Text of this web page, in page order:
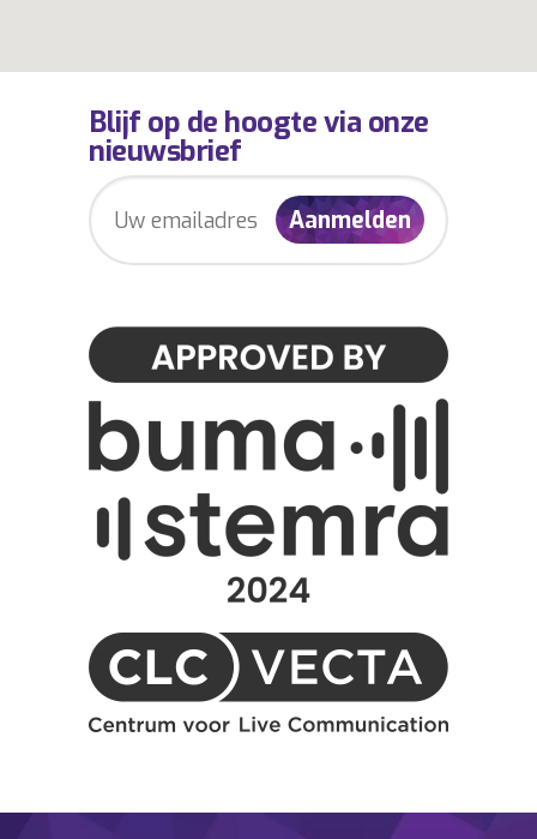
Blijf op de hoogte via onze
nieuwsbrief